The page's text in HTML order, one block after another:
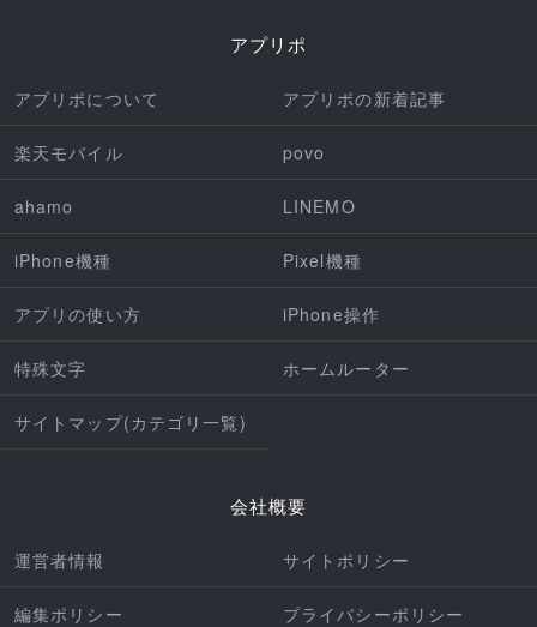
アプリポ
アプリポについて アプリポの新着記事
楽天モバイル povo
ahamo LINEMO
iPhone機種 Pixel機種
アプリの使い方 iPhone操作
特殊文字 ホームルーター
サイトマップ(カテゴリ一覧)
会社概要
運営者情報 サイトポリシー
編集ポリシー プライバシーポリシー